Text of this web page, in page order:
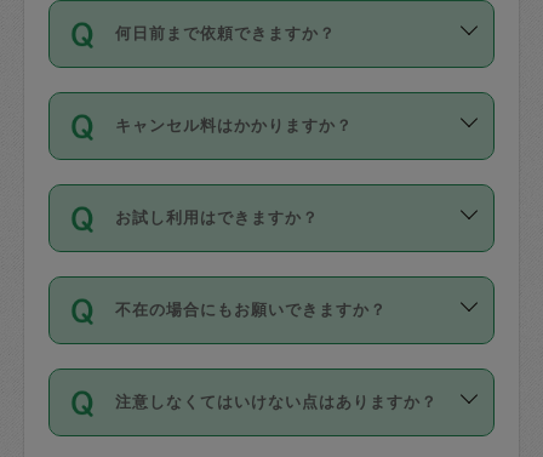
時間も被らない場合、損害保険の対象外
社員など様々なバックグラウンドの方が
登録しています。
日本語も話せる方など様々です。
ールに記載していますので、各自の得意
を依頼してください。
確認しています。タスカジさんトレーニ
ング動画を使ったセルフトレーニングの
現場トライアルを受け、合格したタスカ
ジさんが活動されています。
※テストセンターの講評は１件目のレビュ
参考
【詳細】タスカジさんの登録に際
依頼者とタスカジさんとの間でタスカジ
を通して成立した作業時間内での作業に
適用されます。作業範囲は、掃除、洗
です。作業中に物を壊したり、人にけが
をさせたりした場合が対象で、補償金額
す。
写真を撮り、
詳細FAQ：
損害賠償保険について教えて
何日前まで依頼できますか？
ご依頼は、現在を起点に3日後（72時間
以降）の日時から受付可能となっていま
す。
タスカジさんへ「募集」をかけることが
可能です。
キャンセル料はかかりますか？
キャンセル料には、以下の2種類がありま
す。
1. 直前キャンセル（定期、スポット契約
共通）
72時間を超える※と、以下のキャンセル
料が発生します。
お試し利用はできますか？
「お試し利用」というメニューはありま
せんが、「一回のみ」依頼を活用するこ
とによって、気に入ったタスカジさんを
まず、条件の合う気になるタスカジさ
不在の場合にもお願いできますか？
不在の場合の作業はタスカジさんの同意
が必要です。数回の依頼ののち、タスカ
ジさんと依頼者の間で十分な信頼関係が
注意しなくてはいけない点はありますか？